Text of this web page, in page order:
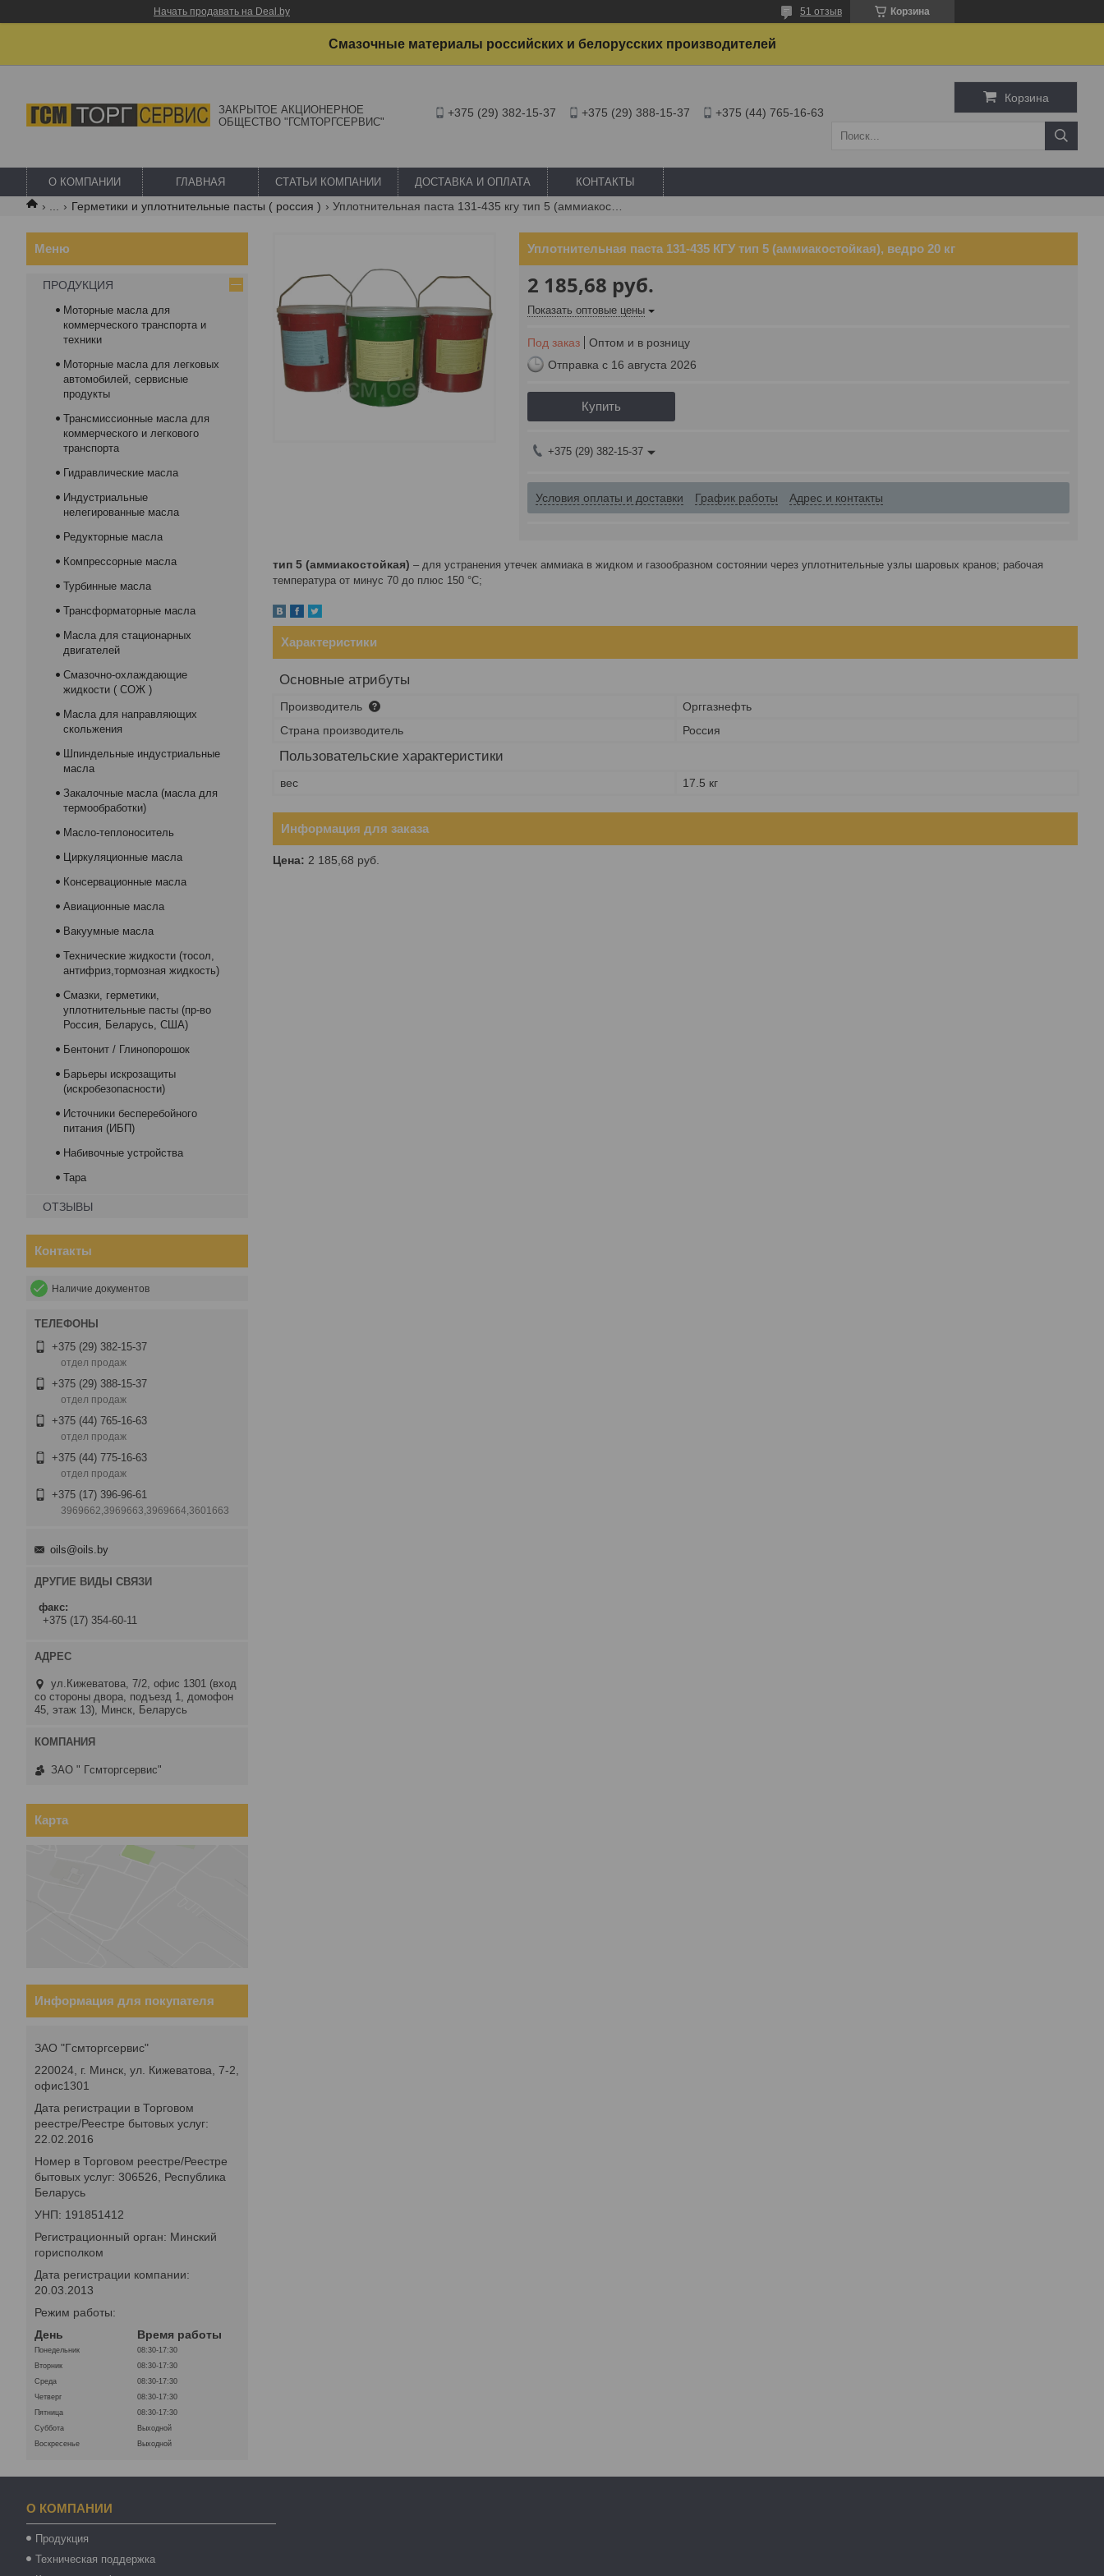
Начать продавать на Deal.by Корзина
51 отзыв
Смазочные материалы российских и белорусских производителей
ЗАКРЫТОЕ АКЦИОНЕРНОЕ
ОБЩЕСТВО "ГСМТОРГСЕРВИС"
+375 (29) 382-15-37 +375 (29) 388-15-37 +375 (44) 765-16-63
Корзина
О КОМПАНИИ ГЛАВНАЯ СТАТЬИ КОМПАНИИ ДОСТАВКА И ОПЛАТА КОНТАКТЫ
Герметики и уплотнительные пасты ( россия )
Уплотнительная паста 131-435 КГУ тип 5 (аммиакостойкая), ведро 20 кг
2 185,68 руб.
Показать оптовые цены
Под заказ
Оптом и в розницу
Отправка с 16 августа 2026
Купить
+375 (29) 382-15-37
Условия оплаты и доставки График работы Адрес и контакты
тип 5 (аммиакостойкая) – для устранения утечек аммиака в жидком и газообразном состоянии через уплотнительные узлы шаровых кранов; рабочая
температура от минус 70 до плюс 150 °С;
Характеристики
Основные атрибуты
Производитель
Орггазнефть
Страна производитель
Россия
Пользовательские характеристики
вес 17.5 кг
Информация для заказа
Цена: 2 185,68 руб.
ПРОДУКЦИЯ
Моторные масла для
коммерческого транспорта и
техники
Моторные масла для легковых
автомобилей, сервисные
продукты
Трансмиссионные масла для
коммерческого и легкового
транспорта
Гидравлические масла
Индустриальные
нелегированные масла
Редукторные масла
Компрессорные масла
Турбинные масла
Трансформаторные масла
Масла для стационарных
двигателей
Смазочно-охлаждающие
жидкости ( СОЖ )
Масла для направляющих
скольжения
Шпиндельные индустриальные
масла
Закалочные масла (масла для
термообработки)
Масло-теплоноситель
Циркуляционные масла
Консервационные масла
Авиационные масла
Вакуумные масла
Технические жидкости (тосол,
антифриз,тормозная жидкость)
Смазки, герметики,
уплотнительные пасты (пр-во
Россия, Беларусь, США)
Бентонит / Глинопорошок
Барьеры искрозащиты
(искробезопасности)
Источники бесперебойного
питания (ИБП)
Набивочные устройства
Тара
ОТЗЫВЫ
Контакты
Наличие документов
+375 (29) 382-15-37
отдел продаж
+375 (29) 388-15-37
отдел продаж
+375 (44) 765-16-63
отдел продаж
+375 (44) 775-16-63
отдел продаж
+375 (17) 396-96-61
3969662,3969663,3969664,3601663
oils@oils.by
ДРУГИЕ ВИДЫ СВЯЗИ
факс
+375 (17) 354-60-11
ул.Кижеватова, 7/2, офис 1301 (вход
со стороны двора, подъезд 1, домофон
45, этаж 13), Минск, Беларусь
ЗАО " Гсмторгсервис"
Карта
Информация для покупателя
ЗАО "Гсмторгсервис"
220024, г. Минск, ул. Кижеватова, 7-2,
офис1301
Дата регистрации в Торговом
реестре/Реестре бытовых услуг:
22.02.2016
Номер в Торговом реестре/Реестре
бытовых услуг: 306526, Республика
Беларусь
УНП: 191851412
Регистрационный орган: Минский
горисполком
Дата регистрации компании:
20.03.2013
Режим работы:
День
Время работы
Понедельник
08:30-17:30
Вторник
08:30-17:30
Среда
08:30-17:30
Четверг
08:30-17:30
Пятница
08:30-17:30
Суббота
Выходной
Воскресенье
Выходной
О КОМПАНИИ
Продукция
Техническая поддержка